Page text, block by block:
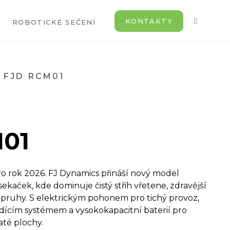
ROBOTICKÉ SEČENÍ KONTAKTY
FJD RCM01
rok 2026. FJ Dynamics přináší nový model
kde dominuje čistý střih vřetene, zdravější
S elektrickým pohonem pro tichý provoz,
systémem a vysokokapacitní baterií pro
plochy.